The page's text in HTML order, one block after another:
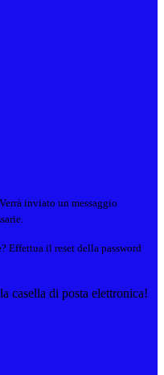
Verrà inviato un messaggio
Effettua il reset della password
casella di posta elettronica!